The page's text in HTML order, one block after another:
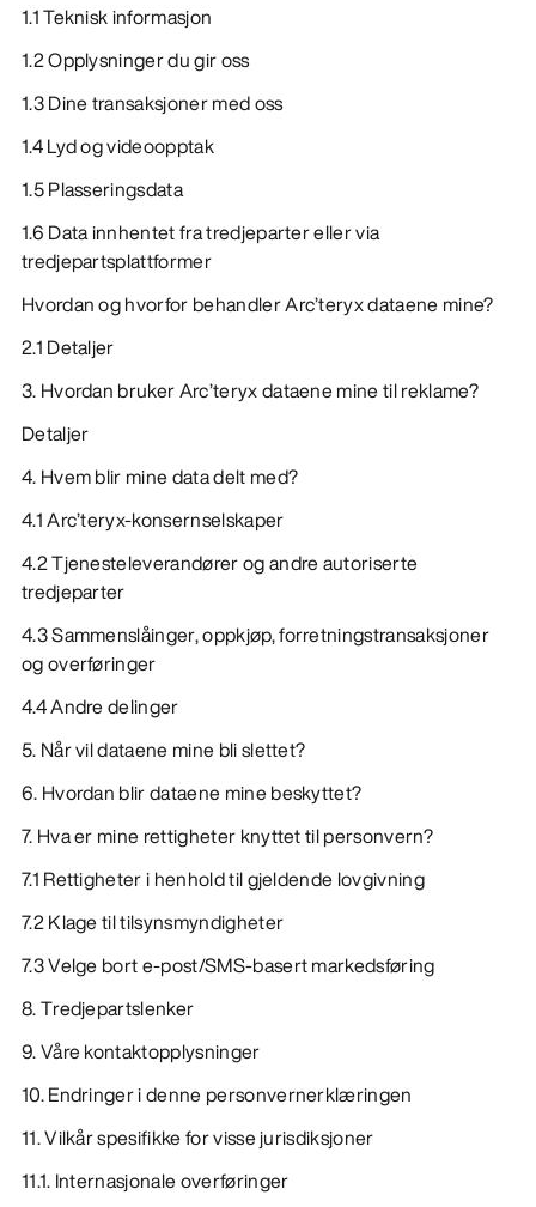
1.1 Teknisk informasjon
1.2 Opplysninger du gir oss
1.3 Dine transaksjoner med oss
1.4 Lyd og videoopptak
1.5 Plasseringsdata
1.6 Data innhentet fra tredjeparter eller via
tredjepartsplattformer
Hvordan og hvorfor behandler Arc’teryx dataene mine?
2.1 Detaljer
3. Hvordan bruker Arc’teryx dataene mine til reklame?
Detaljer
4. Hvem blir mine data delt med?
4.1 Arc’teryx-konsernselskaper
4.2 Tjenesteleverandører og andre autoriserte
tredjeparter
4.3 Sammenslåinger, oppkjøp, forretningstransaksjoner
og overføringer
4.4 Andre delinger
5. Når vil dataene mine bli slettet?
6. Hvordan blir dataene mine beskyttet?
7. Hva er mine rettigheter knyttet til personvern?
7.1 Rettigheter i henhold til gjeldende lovgivning
7.2 Klage til tilsynsmyndigheter
7.3 Velge bort e-post/SMS-basert markedsføring
8. Tredjepartslenker
9. Våre kontaktopplysninger
10. Endringer i denne personvernerklæringen
11. Vilkår spesifikke for visse jurisdiksjoner
11.1. Internasjonale overføringer